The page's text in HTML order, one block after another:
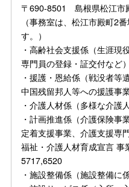
〒690-8501 島根県松江市
（事務室は、松江市殿町2
す。）
・高齢社会支援係（生涯現
専門員の登録・証交付など
・援護・恩給係（戦没者等
中国残留邦人等への援護事
・介護人材係（多様な介
・計画推進係（介護保険事
定着支援事業、介護支援専
福祉・介護人材育成宣言
5717,6520
・施設整備係（施設整備に